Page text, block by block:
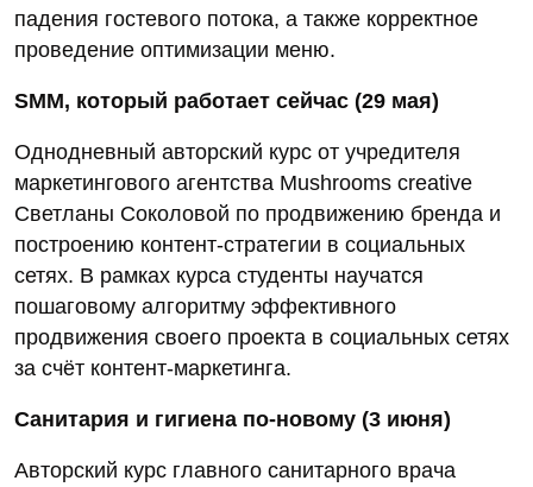
падения гостевого потока, а также корректное
проведение оптимизации меню.
SMM, который работает сейчас (29 мая)
Однодневный авторский курс от учредителя
маркетингового агентства Mushrooms creative
Светланы Соколовой по продвижению бренда и
построению контент-стратегии в социальных
сетях. В рамках курса студенты научатся
пошаговому алгоритму эффективного
продвижения своего проекта в социальных сетях
за счёт контент-маркетинга.
Санитария и гигиена по-новому (3 июня)
Авторский курс главного санитарного врача